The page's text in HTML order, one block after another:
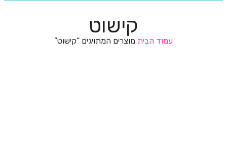
קישוט
עמוד הבית מוצרים המתויגים “קישוט”